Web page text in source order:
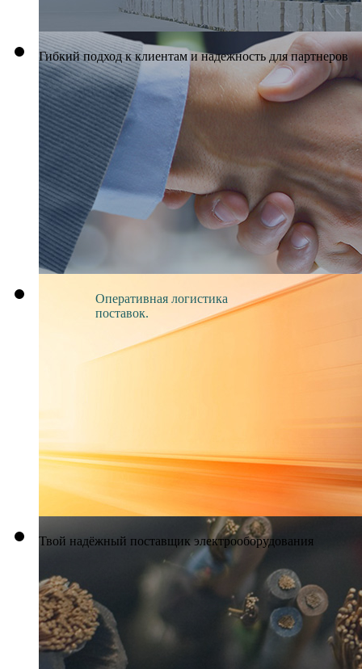
Гибкий подход к клиентам и надежность для партнеров
Оперативная логистика
поставок.
Твой надёжный поставщик электрооборудования